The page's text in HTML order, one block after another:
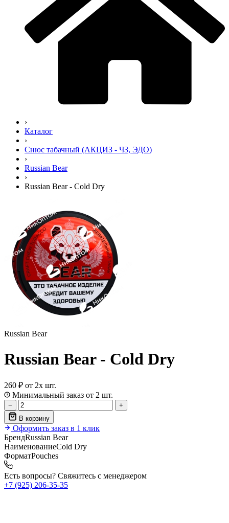
›
Каталог
›
Снюс табачный (АКЦИЗ - ЧЗ, ЭДО)
›
Russian Bear
›
Russian Bear - Cold Dry
Russian Bear
Russian Bear - Cold Dry
260 ₽ от 2х шт.
Минимальный заказ от 2 шт.
−
+
В корзину
Оформить заказ в 1 клик
БрендRussian Bear
НаименованиеCold Dry
ФорматPouches
Есть вопросы? Свяжитесь с менеджером
+7 (925) 206‑35‑35